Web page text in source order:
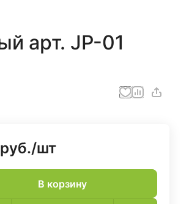
арт. JP-01
шт
В корзину